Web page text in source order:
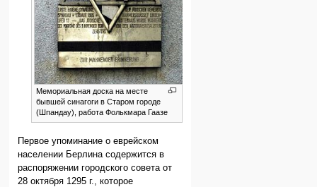
Мемориальная доска на месте
бывшей синагоги в Старом городе
(Шпандау), работа Фолькмара Гаазе
Первое упоминание о еврейском
населении Берлина содержится в
распоряжении городского совета от
28 октября 1295 г., которое